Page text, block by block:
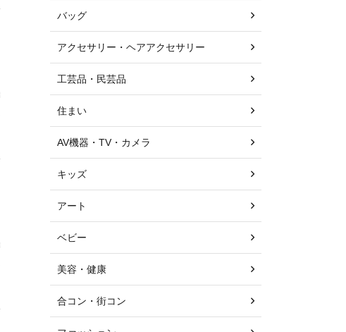
バッグ
アクセサリー・ヘアアクセサリー
工芸品・民芸品
住まい
AV機器・TV・カメラ
キッズ
アート
ベビー
美容・健康
合コン・街コン